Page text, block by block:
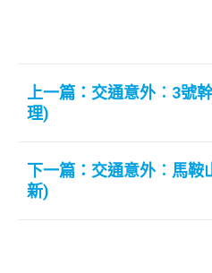
上一篇：交通意外︰3號
理)
下一篇：交通意外︰馬鞍
新)